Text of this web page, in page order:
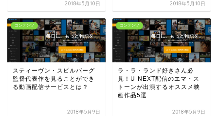
2018年5月10日 2018年5月10日
コンテンツ
スティーヴン・スピルバーグ
監督代表作を見ることができ
る動画配信サービスとは？
2018年5月9日
コンテンツ
ラ・ラ・ランド好きさん必
見！U-NEXT配信のエマ・ス
トーンが出演するオススメ映
画作品5選
2018年5月9日